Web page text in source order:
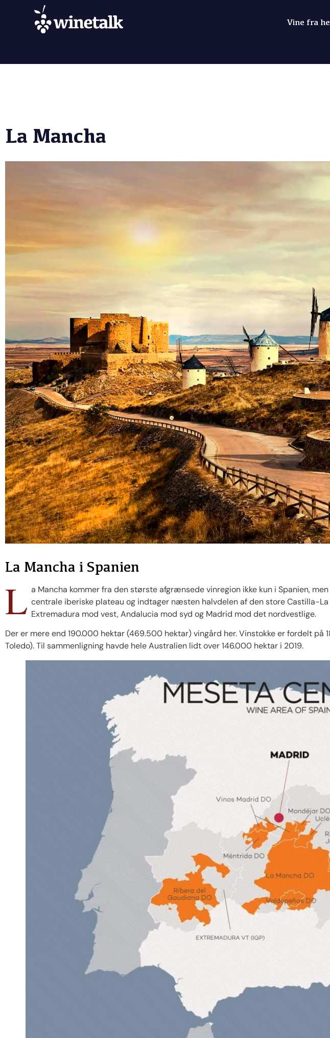
Vine fra
La Mancha
La Mancha i Spanien
L a Mancha kommer fra den største afgrænsede vinregion ikke kun i Spanien,
centrale iberiske plateau og indtager næsten halvdelen af ​​den store Castilla-
Extremadura mod vest, Andalucia mod syd og Madrid mod det nordvestlige.
Der er mere end 190.000 hektar (469.500 hektar) vingård her. Vinstokke er fordelt på
Toledo). Til sammenligning havde hele Australien lidt over 146.000 hektar i 2019.